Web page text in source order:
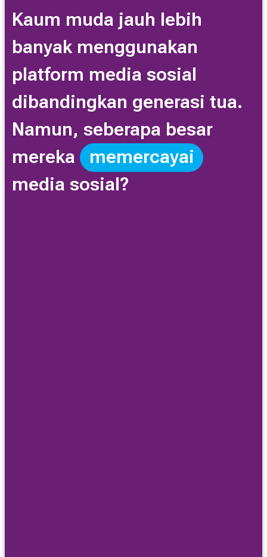
Kaum muda jauh lebih
banyak menggunakan
platform media sosial
dibandingkan generasi tua.
Namun, seberapa besar
mereka memercayai
media sosial?